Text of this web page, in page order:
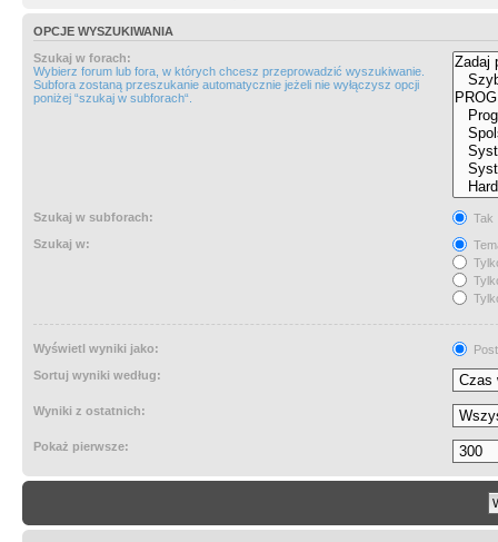
OPCJE WYSZUKIWANIA
Szukaj w forach:
Wybierz forum lub fora, w których chcesz przeprowadzić wyszukiwanie.
Subfora zostaną przeszukanie automatycznie jeżeli nie wyłączysz opcji
poniżej “szukaj w subforach“.
Szukaj w subforach:
Tak
Szukaj w:
Wyświetl wyniki jako:
Sortuj wyniki według:
Wyniki z ostatnich:
Pokaż pierwsze: